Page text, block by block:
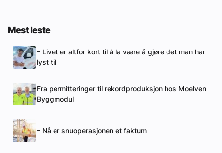
Mest leste
– Livet er altfor kort til å la være å gjøre det man har
lyst til
Fra permitteringer til rekordproduksjon hos Moelven
Byggmodul
– Nå er snuoperasjonen et faktum